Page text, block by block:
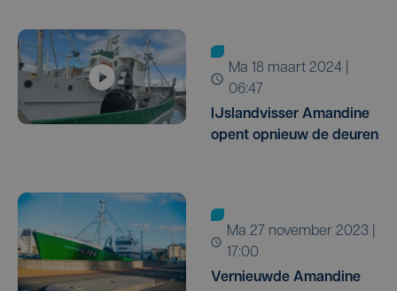
ma 18 maart 2024 |
06:47
IJslandvisser Amandine
opent opnieuw de deuren
ma 27 november 2023 |
17:00
Vernieuwde Amandine